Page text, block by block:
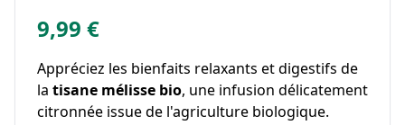
9,99 €
Appréciez les bienfaits relaxants et digestifs de
la tisane mélisse bio, une infusion délicatement
citronnée issue de l'agriculture biologique.